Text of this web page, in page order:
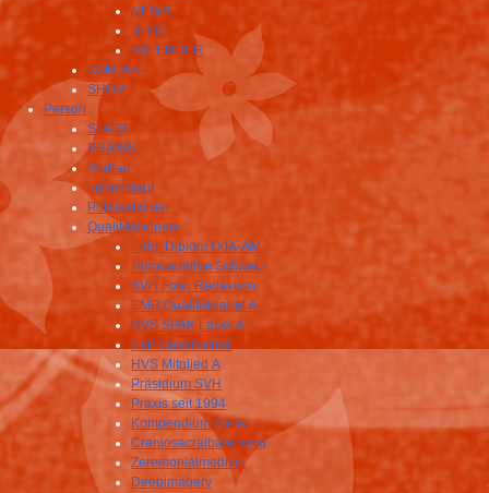
NEWS
BLOG
KALENDER
KONTAKT
SHOP
Person
START
PRAXIS
Portrait
Lebenslauf
Publikationen
Qualifikationen
Eidg. Diplom OdA-AM
Homöopathie Schweiz
SVH Folio Redaktion
EMR Qualitätslabel A
NVS SPAK Label A
CvB Gesellschaft
HVS Mitglied A
Präsidium SVH
Praxis seit 1994
Kompendium Klinik
Craniosacralbalancing
Zeremonialmedizin
Deepimagery